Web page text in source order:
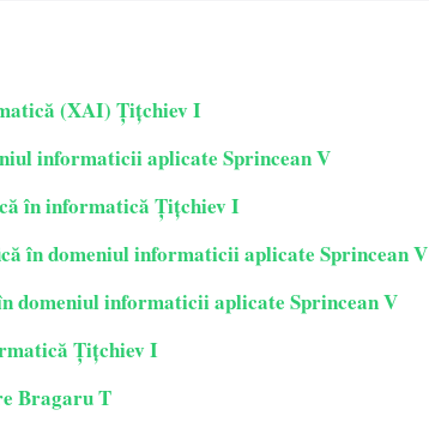
(XAI) Țițchiev I
informaticii aplicate Sprincean V
în informatică Țițchiev I
în domeniul informaticii aplicate Sprincean V
domeniul informaticii aplicate Sprincean V
Țițchiev I
Bragaru T